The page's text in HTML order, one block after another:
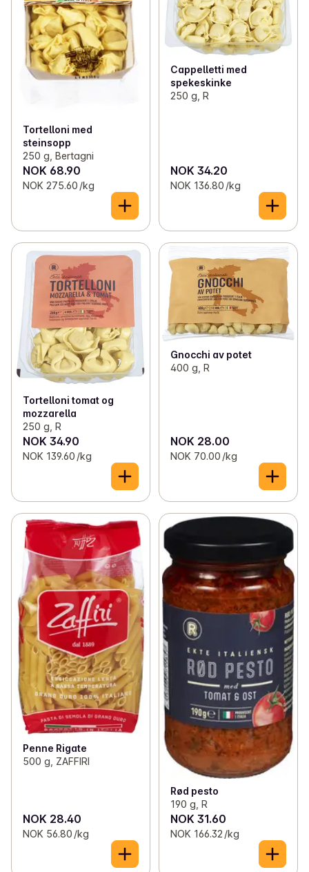
Tortelloni med
steinsopp
250 g, Bertagni
NOK 68.90
NOK 275.60 /kg
Cappelletti med
spekeskinke
250 g, R
NOK 34.20
NOK 136.80 /kg
Tortelloni tomat og
mozzarella
250 g, R
NOK 34.90
NOK 139.60 /kg
Gnocchi av potet
400 g, R
NOK 28.00
NOK 70.00 /kg
Penne Rigate
500 g, ZAFFIRI
NOK 28.40
NOK 56.80 /kg
Rød pesto
190 g, R
NOK 31.60
NOK 166.32 /kg